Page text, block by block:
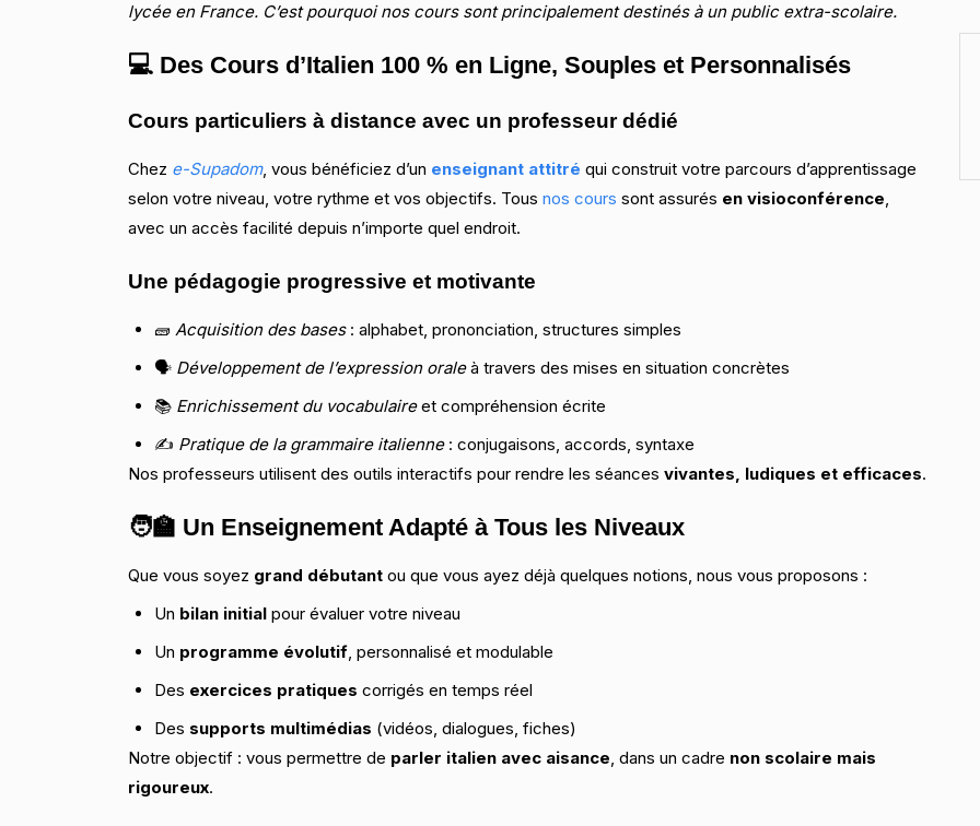
lycée en France. C’est pourquoi nos cours sont principalement destinés à un public extra-scolaire.
💻 Des Cours d’Italien 100 % en Ligne, Souples et Personnalisés
Cours particuliers à distance avec un professeur dédié
Chez e-Supadom, vous bénéficiez d’un enseignant attitré qui construit votre parcours d’apprentissage
selon votre niveau, votre rythme et vos objectifs. Tous nos cours sont assurés en visioconférence,
avec un accès facilité depuis n’importe quel endroit.
Une pédagogie progressive et motivante
🧱 Acquisition des bases: alphabet, prononciation, structures simples
🗣️ Développement de l’expression oraleà travers des mises en situation concrètes
📚 Enrichissement du vocabulaireet compréhension écrite
✍️ Pratique de la grammaire italienne: conjugaisons, accords, syntaxe
Nos professeurs utilisent des outils interactifs pour rendre les séances vivantes, ludiques et efficaces.
🧑‍🏫 Un Enseignement Adapté à Tous les Niveaux
Que vous soyez grand débutant ou que vous ayez déjà quelques notions, nous vous proposons :
Un bilan initial pour évaluer votre niveau
Un programme évolutif, personnalisé et modulable
Des exercices pratiques corrigés en temps réel
Des supports multimédias (vidéos, dialogues, fiches)
Notre objectif : vous permettre de parler italien avec aisance, dans un cadre non scolaire mais
rigoureux.